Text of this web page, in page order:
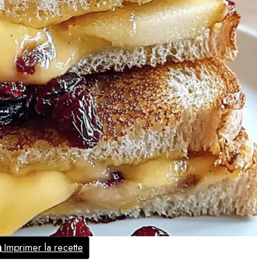
Imprimer la recette